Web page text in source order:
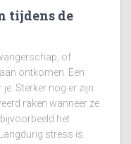
tijdens de
of
ontkomen. Een
Sterker nog er zijn
raken wanneer ze
het
stress is